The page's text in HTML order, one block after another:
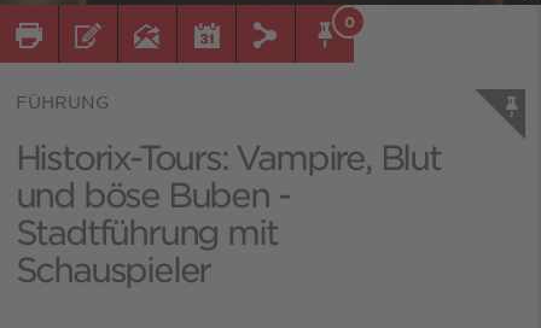
0
FÜHRUNG
Historix-Tours: Vampire, Blut
und böse Buben -
Stadtführung mit
Schauspieler